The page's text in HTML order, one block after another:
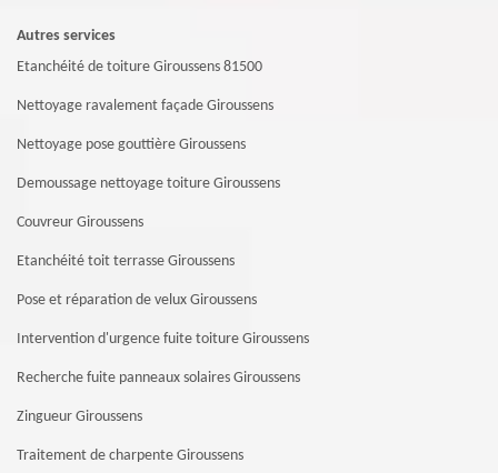
Autres services
Etanchéité de toiture Giroussens 81500
Nettoyage ravalement façade Giroussens
Nettoyage pose gouttière Giroussens
Demoussage nettoyage toiture Giroussens
Couvreur Giroussens
Etanchéité toit terrasse Giroussens
Pose et réparation de velux Giroussens
Intervention d'urgence fuite toiture Giroussens
Recherche fuite panneaux solaires Giroussens
Zingueur Giroussens
Traitement de charpente Giroussens